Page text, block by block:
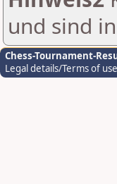
und sind
Chess-Tournament-
Legal details/Terms of use